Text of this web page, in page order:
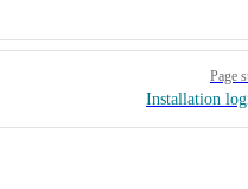
Page
Installation